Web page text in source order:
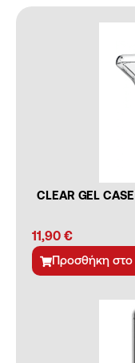
CLEAR GEL
11,90 €
Προσθήκη στο